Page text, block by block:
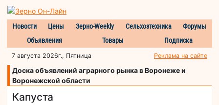
Новости Цены Зерно-Weekly Сельхозтехника
Форумы
Объявления
Товары Подписка
7 августа 2026г., Пятница Реклама на сайте
Доска объявлений аграрного рынка в Воронеже и
Воронежской области
Капуста